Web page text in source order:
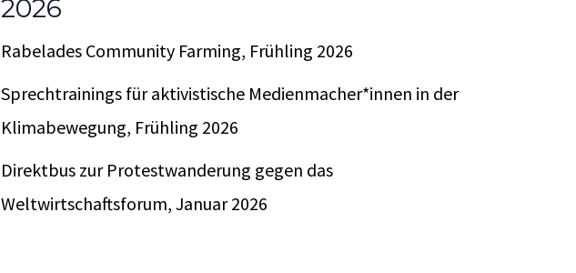
2026
Rabelades Community Farming, Frühling 2026
Sprechtrainings für aktivistische Medienmacher*innen in der
Klimabewegung, Frühling 2026
Direktbus zur Protestwanderung gegen das
Weltwirtschaftsforum, Januar 2026